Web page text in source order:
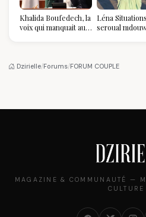
Khalida Boufedech, la
voix qui manquait au
Léna
seroual
pièce mode de
Dzirielle/Forums/FORUM COUPLE
MAGAZINE & COMMUNAUTÉ —
CULTURE